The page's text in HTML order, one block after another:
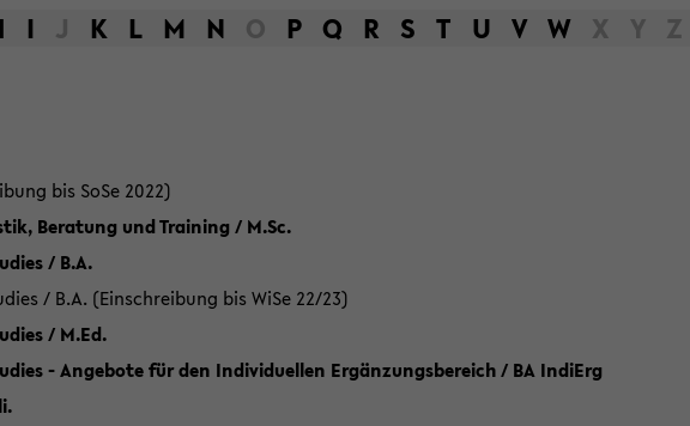
I J K L M N O P Q R S T U V W X Y Z
bis SoSe 2022)
Beratung und Training / M.Sc.
/ B.A.
/ B.A. (Einschreibung bis WiSe 22/23)
/ M.Ed.
- Angebote für den Individuellen Ergänzungsbereich / BA IndiErg